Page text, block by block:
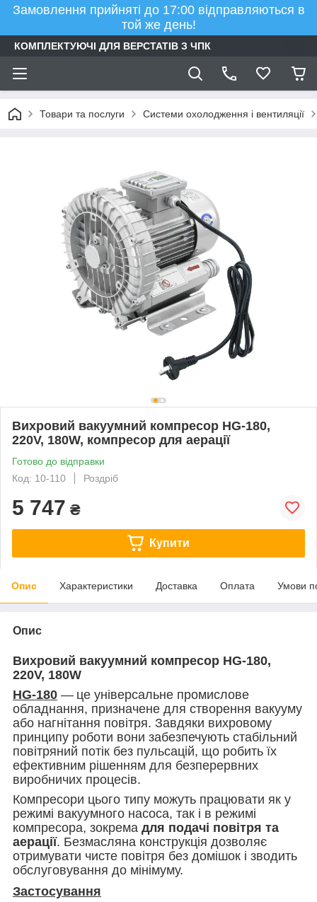
Замовлення прийняті до 17:00 відправляються в
той же день!
КОМПЛЕКТУЮЧІ ДЛЯ ВЕРСТАТІВ З ЧПК
Товари та послуги Системи охолодження і вентиляції
Вихровий вакуумний компресор HG-180,
220V, 180W, компресор для аерації
Готово до відправки
Код: 10-110
Роздріб
5 747 ₴
Купити
Опис Характеристики Доставка Оплата Умови
Опис
Вихровий вакуумний компресор HG-180,
220V, 180W
HG-180 — це універсальне промислове
обладнання, призначене для створення вакууму
або нагнітання повітря. Завдяки вихровому
принципу роботи вони забезпечують стабільний
повітряний потік без пульсацій, що робить їх
ефективним рішенням для безперервних
виробничих процесів.
Компресори цього типу можуть працювати як у
режимі вакуумного насоса, так і в режимі
компресора, зокрема для подачі повітря та
аерації. Безмасляна конструкція дозволяє
отримувати чисте повітря без домішок і зводить
обслуговування до мінімуму.
Застосування